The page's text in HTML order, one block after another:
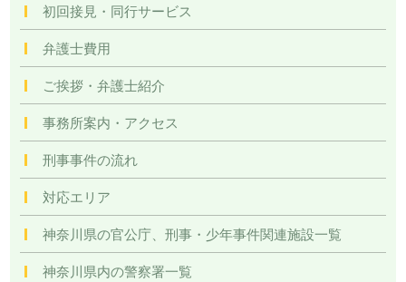
初回接見・同行サービス
弁護士費用
ご挨拶・弁護士紹介
事務所案内・アクセス
刑事事件の流れ
対応エリア
神奈川県の官公庁、刑事・少年事件関連施設一覧
神奈川県内の警察署一覧